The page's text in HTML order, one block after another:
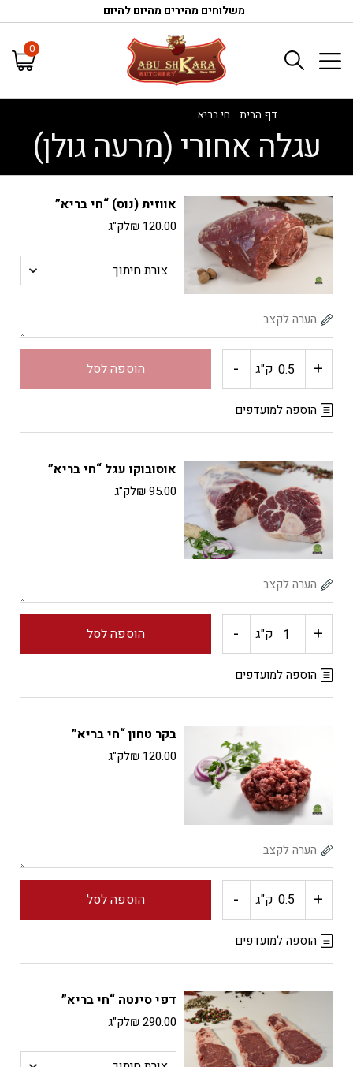
משלוחים מהירים מהיום להיום
0
דף הבית חי בריא
עגלה אחורי (מרעה גולן)
אווזית (נוס) “חי בריא”
₪ 120.00 לק"ג
+ כמות
של
"חי
בריא"
ק"ג - הוספה לסל
הוספה למועדפים
אוסובוקו עגל “חי בריא”
₪95.00 לק"ג
+ כמות
של
"חי
בריא"
ק"ג - הוספה לסל
הוספה למועדפים
בקר טחון “חי בריא”
₪ 120.00 לק"ג
+ כמות
של
טחון
"חי
ק"ג - הוספה לסל
הוספה למועדפים
דפי סינטה “חי בריא”
₪290.00 לק"ג